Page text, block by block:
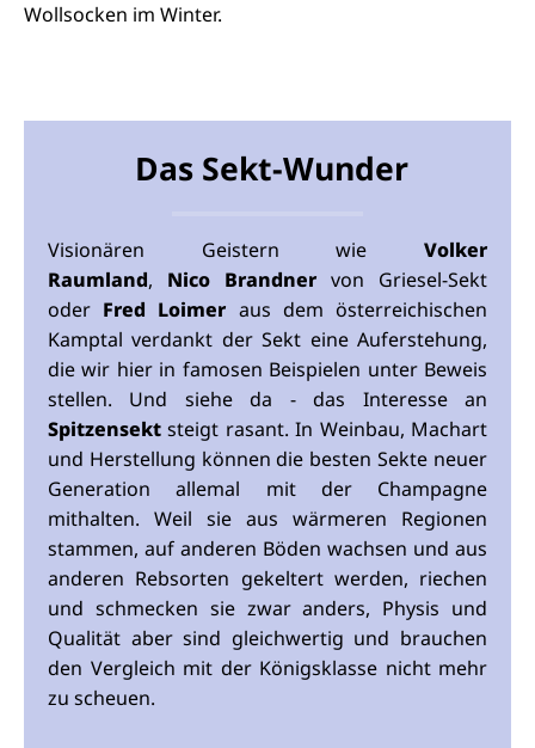
Wollsocken im Winter.
Das Sekt-Wunder
Visionären Geistern wie Volker
Raumland, Nico Brandner von Griesel-Sekt
oder Fred Loimer aus dem österreichischen
Kamptal verdankt der Sekt eine Auferstehung,
die wir hier in famosen Beispielen unter Beweis
stellen. Und siehe da - das Interesse an
Spitzensekt steigt rasant. In Weinbau, Machart
und Herstellung können die besten Sekte neuer
Generation allemal mit der Champagne
mithalten. Weil sie aus wärmeren Regionen
stammen, auf anderen Böden wachsen und aus
anderen Rebsorten gekeltert werden, riechen
und schmecken sie zwar anders, Physis und
Qualität aber sind gleichwertig und brauchen
den Vergleich mit der Königsklasse nicht mehr
zu scheuen.